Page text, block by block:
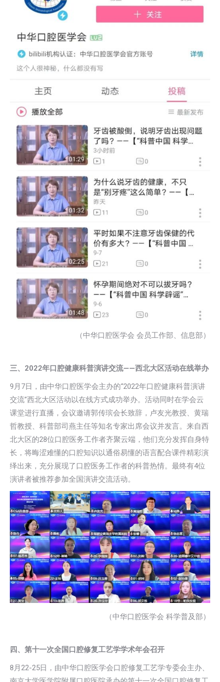
（中华口腔医学会 会员工作部、信息部）
三、2022年口腔健康科普演讲交流——西北大区活动在线举办
9月7日，由中华口腔医学会主办的“2022年口腔健康科普演讲
交流”西北大区活动以在线方式成功举办。活动同时在学会云
课堂进行直播，会议邀请郭传瑸会长致辞，卢友光教授、黄瑞
哲教授、科普部司燕主任等知名专家出席会议并发言。来自西
北大区的28位口腔医务工作者齐聚云端，他们充分发挥自身特
长，将晦涩难懂的口腔知识以通俗易懂的语言配合课件精彩演
绎出来，充分展现了口腔医务工作者的科普热情。最终有4位
演讲者被推荐参加全国演讲交流活动。
（中华口腔医学会 科学普及部）
四、第十一次全国口腔修复工艺学学术年会召开
8月22-25日，由中华口腔医学会口腔修复工艺学专委会主办、